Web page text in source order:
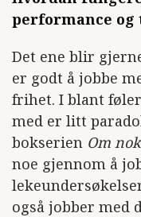
performance og
Det ene blir
er godt å jobbe
frihet. I blant
med er litt
bokserien Om
noe gjennom å
også jobber med